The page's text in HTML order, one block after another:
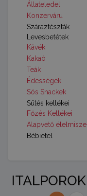
Állateledel
Konzerváru
Száraztészták
Levesbetétek
Kávék
Kakaó
Teák
Édességek
Sós Snackek
Sütés kellékei
Főzés Kellékei
Alapvető
Bébiétel